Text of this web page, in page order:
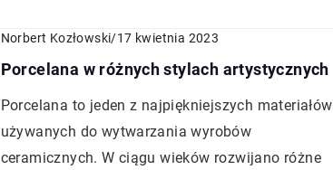
Norbert Kozłowski/17 kwietnia 2023
Porcelana w różnych stylach artystycznych
Porcelana to jeden z najpiękniejszych materiałów
używanych do wytwarzania wyrobów
ceramicznych. W ciągu wieków rozwijano różne